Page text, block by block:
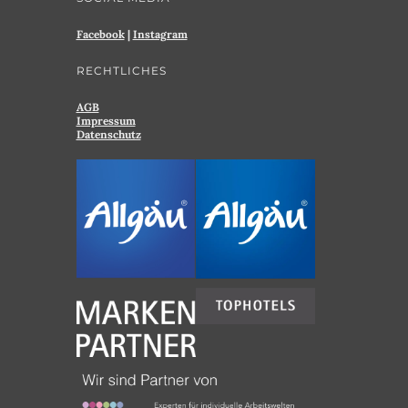
Facebook| Instagram
RECHTLICHES
AGB
Impressum
Datenschutz